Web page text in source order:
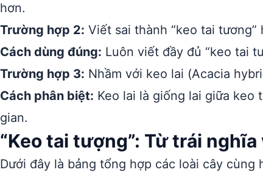
hơn.
Trường hợp 2: Viết sai thành “keo tai tương”
Cách dùng đúng: Luôn viết đầy đủ “keo tai
Trường hợp 3: Nhầm với keo lai (Acacia
Cách phân biệt: Keo lai là giống lai giữa keo
gian.
“Keo tai tượng”: Từ trái
Dưới đây là bảng tổng hợp các loài cây cùng